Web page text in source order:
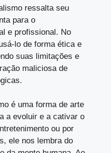
ressalta seu
para o
e profissional. No
lo de forma ética e
suas limitações e
maliciosa de
é uma forma de arte
a evoluir e a cativar o
ou por
ele nos lembra do